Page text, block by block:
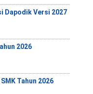
Dapodik Versi 2027
2026
Tahun 2026